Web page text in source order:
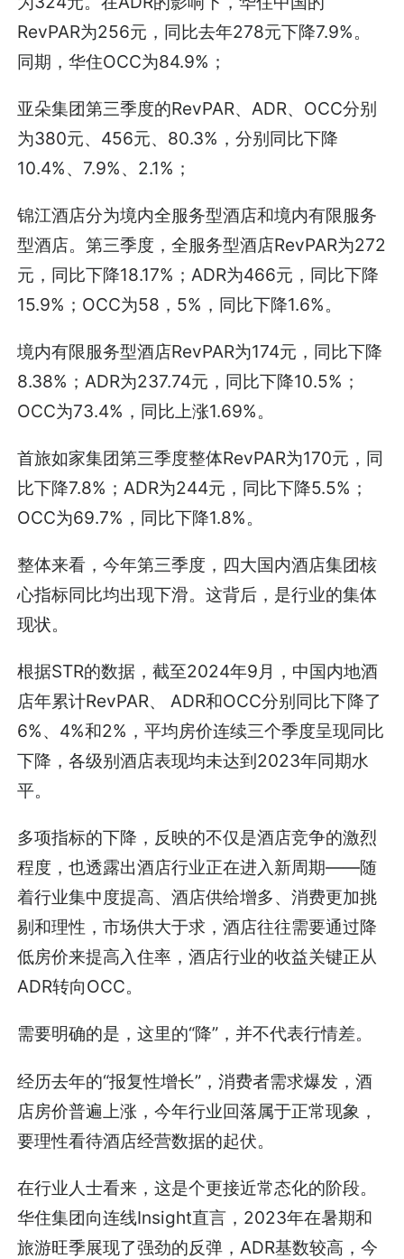
RevPAR为256元，同比去年278元下降7.9%。
同期，华住OCC为84.9%；
亚朵集团第三季度的RevPAR、ADR、OCC分别
为380元、456元、80.3%，分别同比下降
10.4%、7.9%、2.1%；
锦江酒店分为境内全服务型酒店和境内有限服务
型酒店。第三季度，全服务型酒店RevPAR为272
元，同比下降18.17%；ADR为466元，同比下降
15.9%；OCC为58，5%，同比下降1.6%。
境内有限服务型酒店RevPAR为174元，同比下降
8.38%；ADR为237.74元，同比下降10.5%；
OCC为73.4%，同比上涨1.69%。
首旅如家集团第三季度整体RevPAR为170元，同
比下降7.8%；ADR为244元，同比下降5.5%；
OCC为69.7%，同比下降1.8%。
整体来看，今年第三季度，四大国内酒店集团核
心指标同比均出现下滑。这背后，是行业的集体
现状。
根据STR的数据，截至2024年9月，中国内地酒
店年累计RevPAR、 ADR和OCC分别同比下降了
6%、4%和2%，平均房价连续三个季度呈现同比
下降，各级别酒店表现均未达到2023年同期水
平。
多项指标的下降，反映的不仅是酒店竞争的激烈
程度，也透露出酒店行业正在进入新周期——随
着行业集中度提高、酒店供给增多、消费更加挑
剔和理性，市场供大于求，酒店往往需要通过降
低房价来提高入住率，酒店行业的收益关键正从
ADR转向OCC。
需要明确的是，这里的“降”，并不代表行情差。
经历去年的“报复性增长”，消费者需求爆发，酒
店房价普遍上涨，今年行业回落属于正常现象，
要理性看待酒店经营数据的起伏。
在行业人士看来，这是个更接近常态化的阶段。
华住集团向连线Insight直言，2023年在暑期和
旅游旺季展现了强劲的反弹，ADR基数较高，今